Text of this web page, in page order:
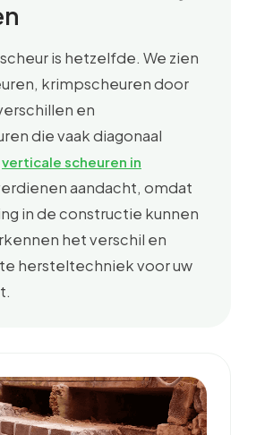
is hetzelfde. We zien
krimpscheuren door
en
die vaak diagonaal
verticale scheuren in
aandacht, omdat
in de constructie kunnen
het verschil en
hersteltechniek voor uw